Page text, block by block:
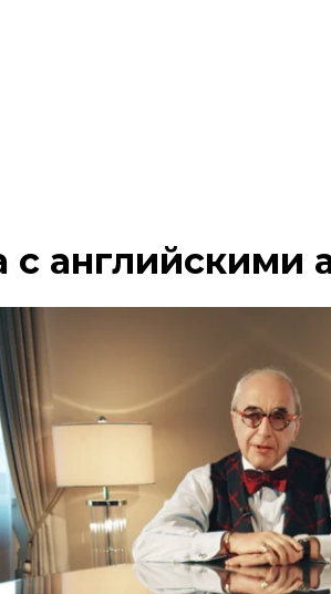
английскими